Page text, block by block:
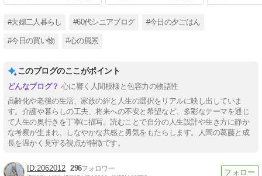
#夫婦二人暮らし #60代シニアブログ #今日の夕ごはん
#今日の買い物 #心の風景
このブログのここがポイント
心に響く人間模様と包容力の物語性
高齢化や老後の生活、家族の絆と人生の選択をリアルに映し出していま
す。介護や暮らしの工夫、将来への不安と希望など、多彩なテーマを通じ
て人生の奥行きを丁寧に描写。読むことで自分の人生設計や生き方に静か
な考察が生まれ、しなやかな共感と勇気をもたらします。人間の葛藤と成
長を温かく見守る視点が特徴です。
2062012 296